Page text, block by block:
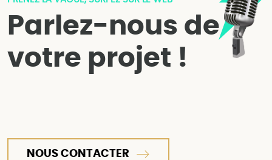
Parlez-nous de
votre projet !
NOUS CONTACTER